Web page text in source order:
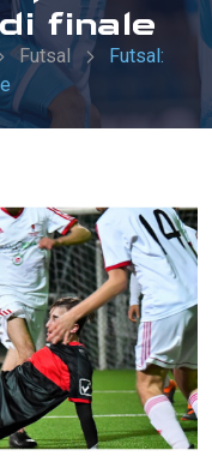
finale
Futsal
Futsal: